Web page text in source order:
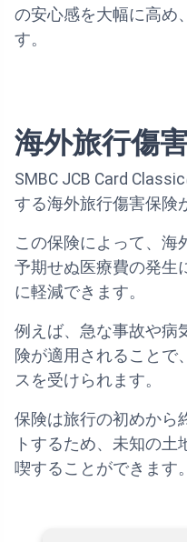
の安心感を大幅に高め
す。
海外旅行傷
SMBC JCB Card
する海外旅行傷害保険
この保険によって、海
予期せぬ医療費の発生
に軽減できます。
例えば、急な事故や病
険が適用されることで
スを受けられます。
保険は旅行の初めから
トするため、未知の
喫することができます。